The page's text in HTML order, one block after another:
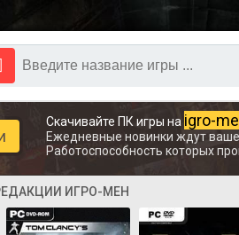
Скачивайте ПК игры на igro-
Ежедневные новинки ждут
Работоспособность которых
ИГРО-МЕН